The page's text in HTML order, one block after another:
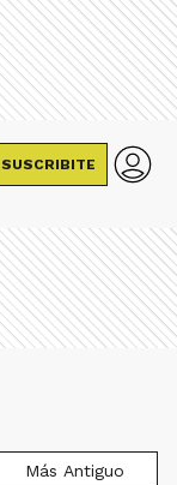
SUSCRIBITE
Más Antiguo